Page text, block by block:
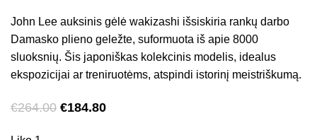
John Lee auksinis gėlė wakizashi išsiskiria rankų darbo
Damasko plieno geležte, suformuota iš apie 8000
sluoksnių. Šis japoniškas kolekcinis modelis, idealus
ekspozicijai ar treniruotėms, atspindi istorinį meistriškumą.
€264.00 €184.80